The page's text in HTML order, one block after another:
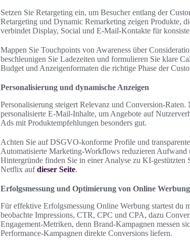
Setzen Sie Retargeting ein, um Besucher entlang der
Retargeting und Dynamic Remarketing zeigen Produkte,
verbindet Display, Social und E-Mail-Kontakte für
Mappen Sie Touchpoints von Awareness über
beschleunigen Sie Ladezeiten und formulieren Sie klare
Budget und Anzeigenformaten die richtige Phase der
Personalisierung und dynamische Anzeigen
Personalisierung steigert Relevanz und Conversion-
personalisierte E-Mail-Inhalte, um Angebote auf
Ads mit Produktempfehlungen besonders gut.
Achten Sie auf DSGVO-konforme Profile und
Automatisierte Marketing-Workflows reduzieren Aufwand
Hintergründe finden Sie in einer Analyse zu KI-gestützten
Netflix aufdieser Seite.
Erfolgsmessung und Optimierung von Online Werbung
Für effektive Erfolgsmessung Online Werbung startest du
beobachte Impressions, CTR, CPC und CPA, dazu
Engagement-Metriken, denn Brand-Kampagnen messen
Performance-Kampagnen direkte Conversions liefern.